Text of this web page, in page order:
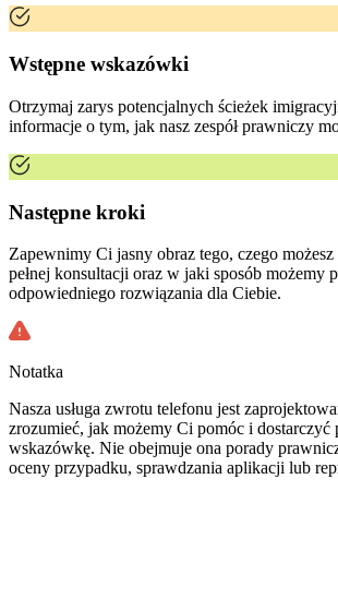
Wstępne wskazówki
Otrzymaj zarys potencjalnych ścieżek
informacje o tym, jak nasz zespół prawniczy
Następne kroki
Zapewnimy Ci jasny obraz tego, czego
pełnej konsultacji oraz w jaki sposób możemy
odpowiedniego rozwiązania dla Ciebie.
Notatka
Nasza usługa zwrotu telefonu jest
zrozumieć, jak możemy Ci pomóc i dostarczyć
wskazówkę. Nie obejmuje ona porady
oceny przypadku, sprawdzania aplikacji lub